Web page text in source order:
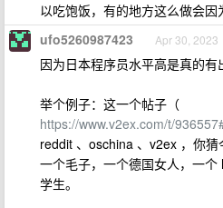
以吃饱饭，有的地方这么做会因
ufo5260987423 Apr 30, 2023
因为日本程序员水平高是真的有
举个例子：这一个帖子（
https://www.v2ex.com/t/
reddit 、oschina 、v2ex ，你猜
一个毛子，一个德国女人，一
学生。